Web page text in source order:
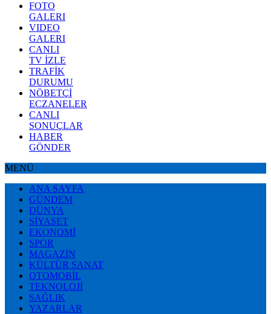
FOTO
GALERI
VIDEO
GALERI
CANLI
TV İZLE
TRAFİK
DURUMU
NÖBETÇİ
ECZANELER
CANLI
SONUÇLAR
HABER
GÖNDER
MENÜ
ANA SAYFA
GÜNDEM
DÜNYA
SİYASET
EKONOMİ
SPOR
MAGAZİN
KÜLTÜR SANAT
OTOMOBİL
TEKNOLOJİ
SAĞLIK
YAZARLAR